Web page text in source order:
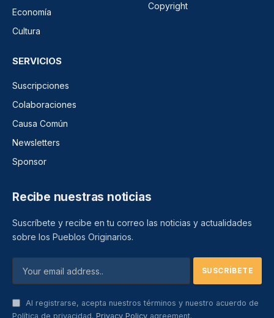
Economía
Cultura
Copyright
SERVICIOS
Suscripciones
Colaboraciones
Causa Común
Newsletters
Sponsor
Recibe nuestras noticias
Suscríbete y recibe en tu correo las noticias y actualidades
sobre los Pueblos Originarios.
Al registrarse, acepta nuestros términos y nuestro acuerdo de
Política de privacidad. Privacy Policy agreement.